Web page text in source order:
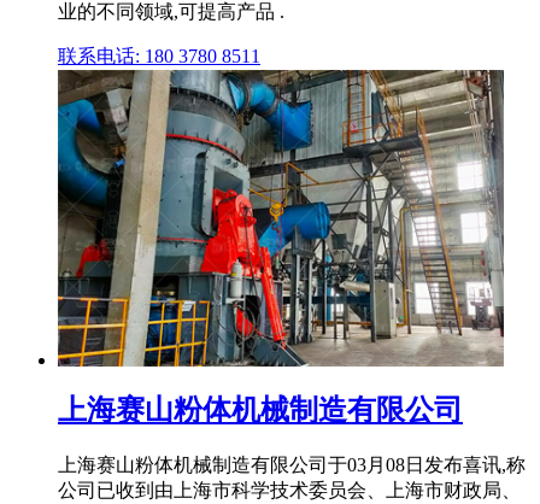
业的不同领域,可提高产品 .
联系电话: 180 3780 8511
上海赛山粉体机械制造有限公司
上海赛山粉体机械制造有限公司于03月08日发布喜讯,称
公司已收到由上海市科学技术委员会、上海市财政局、